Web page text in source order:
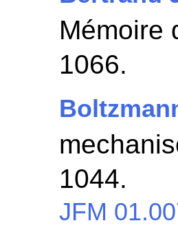
Mémoire
1066.
1044.
JFM